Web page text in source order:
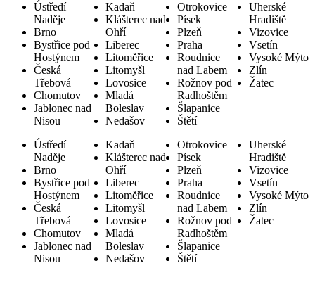
Ústředí
Naděje
Brno
Bystřice pod
Hostýnem
Česká
Třebová
Chomutov
Jablonec nad
Nisou
Kadaň
Klášterec nad
Ohří
Liberec
Litoměřice
Litomyšl
Lovosice
Mladá
Boleslav
Nedašov
Otrokovice
Písek
Plzeň
Praha
Roudnice
nad Labem
Rožnov pod
Radhoštěm
Šlapanice
Štětí
Uherské
Hradiště
Vizovice
Vsetín
Vysoké Mýto
Zlín
Žatec
Ústředí
Naděje
Brno
Bystřice pod
Hostýnem
Česká
Třebová
Chomutov
Jablonec nad
Nisou
Kadaň
Klášterec nad
Ohří
Liberec
Litoměřice
Litomyšl
Lovosice
Mladá
Boleslav
Nedašov
Otrokovice
Písek
Plzeň
Praha
Roudnice
nad Labem
Rožnov pod
Radhoštěm
Šlapanice
Štětí
Uherské
Hradiště
Vizovice
Vsetín
Vysoké Mýto
Zlín
Žatec